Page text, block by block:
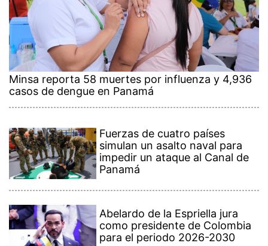
Minsa reporta 58 muertes por influenza y 4,936
casos de dengue en Panamá
Fuerzas de cuatro países
simulan un asalto naval para
impedir un ataque al Canal de
Panamá
Abelardo de la Espriella jura
como presidente de Colombia
para el periodo 2026-2030